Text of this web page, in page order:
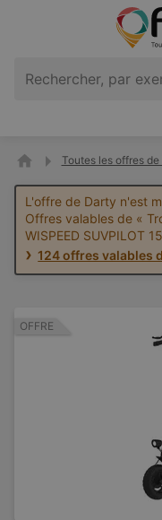
Toutes les offres de
L'offre de Darty n'est
Offres valables de «
WISPEED SUVPILOT
124 offres valables
OFFRE